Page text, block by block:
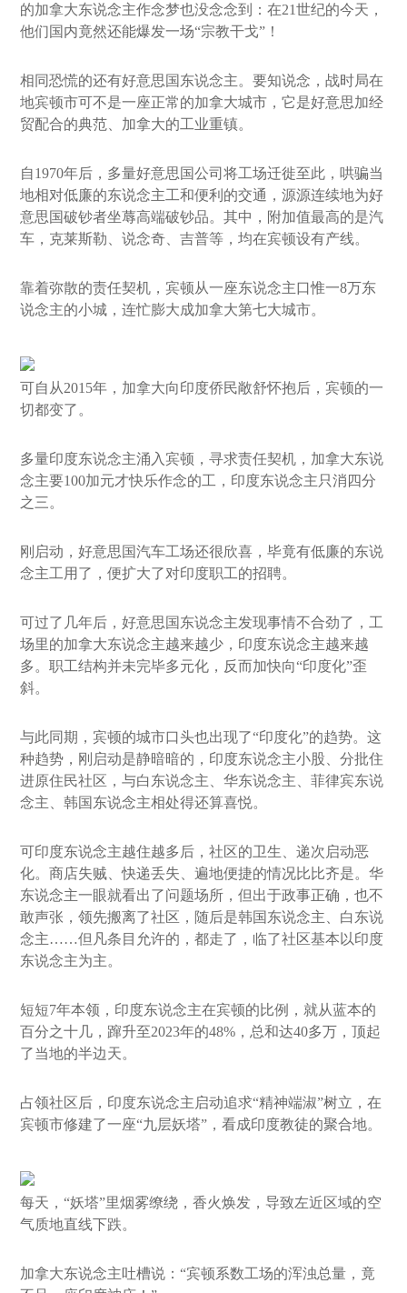
的加拿大东说念主作念梦也没念念到：在21世纪的今天，
他们国内竟然还能爆发一场“宗教干戈”！
相同恐慌的还有好意思国东说念主。要知说念，战时局在
地宾顿市可不是一座正常的加拿大城市，它是好意思加经
贸配合的典范、加拿大的工业重镇。
自1970年后，多量好意思国公司将工场迁徙至此，哄骗当
地相对低廉的东说念主工和便利的交通，源源连续地为好
意思国破钞者坐蓐高端破钞品。其中，附加值最高的是汽
车，克莱斯勒、说念奇、吉普等，均在宾顿设有产线。
靠着弥散的责任契机，宾顿从一座东说念主口惟一8万东
说念主的小城，连忙膨大成加拿大第七大城市。
可自从2015年，加拿大向印度侨民敞舒怀抱后，宾顿的一
切都变了。
多量印度东说念主涌入宾顿，寻求责任契机，加拿大东说
念主要100加元才快乐作念的工，印度东说念主只消四分
之三。
刚启动，好意思国汽车工场还很欣喜，毕竟有低廉的东说
念主工用了，便扩大了对印度职工的招聘。
可过了几年后，好意思国东说念主发现事情不合劲了，工
场里的加拿大东说念主越来越少，印度东说念主越来越
多。职工结构并未完毕多元化，反而加快向“印度化”歪
斜。
与此同期，宾顿的城市口头也出现了“印度化”的趋势。这
种趋势，刚启动是静暗暗的，印度东说念主小股、分批住
进原住民社区，与白东说念主、华东说念主、菲律宾东说
念主、韩国东说念主相处得还算喜悦。
可印度东说念主越住越多后，社区的卫生、递次启动恶
化。商店失贼、快递丢失、遍地便捷的情况比比齐是。华
东说念主一眼就看出了问题场所，但出于政事正确，也不
敢声张，领先搬离了社区，随后是韩国东说念主、白东说
念主……但凡条目允许的，都走了，临了社区基本以印度
东说念主为主。
短短7年本领，印度东说念主在宾顿的比例，就从蓝本的
百分之十几，蹿升至2023年的48%，总和达40多万，顶起
了当地的半边天。
占领社区后，印度东说念主启动追求“精神端淑”树立，在
宾顿市修建了一座“九层妖塔”，看成印度教徒的聚合地。
每天，“妖塔”里烟雾缭绕，香火焕发，导致左近区域的空
气质地直线下跌。
加拿大东说念主吐槽说：“宾顿系数工场的浑浊总量，竟